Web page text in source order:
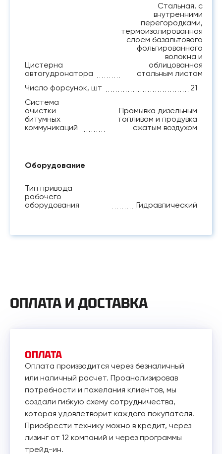
Цистерна
автогудронатора
Стальная, с
внутренними
перегородками,
термоизолированная
слоем базальтового
фольгированного
волокна и
облицованная
стальным листом
Число форсунок, шт
21
Система
очистки
битумных
коммуникаций
Промывка дизельным
топливом и продувка
сжатым воздухом
Оборудование
Тип привода
рабочего
оборудования
Гидравлический
ОПЛАТА И ДОСТАВКА
ОПЛАТА
Оплата производится через безналичный
или наличный расчет. Проанализировав
потребности и пожелания клиентов, мы
создали гибкую схему сотрудничества,
которая удовлетворит каждого покупателя.
Приобрести технику можно в кредит, через
лизинг от 12 компаний и через программы
трейд-ин.